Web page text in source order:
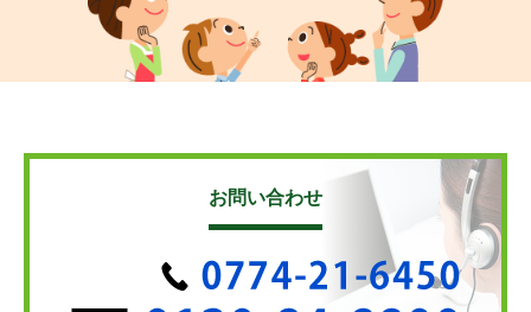
お問い合わせ